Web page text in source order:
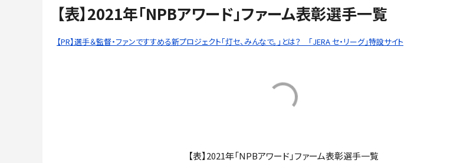
【表】2021年「NPBアワード」ファーム表彰選手一覧
【PR】選手＆監督・ファンですすめる新プロジェクト「灯セ、みんなで。」とは？ 「JERA セ・リーグ」特設サイト
【表】2021年「NPBアワード」ファーム表彰選手一覧